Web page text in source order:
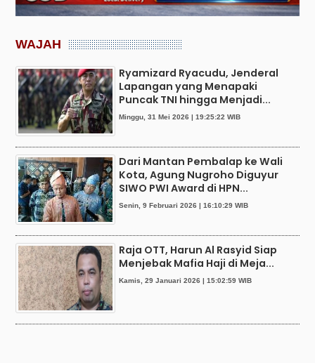
WAJAH
Ryamizard Ryacudu, Jenderal
Lapangan yang Menapaki
Puncak TNI hingga Menjadi...
Minggu, 31 Mei 2026 | 19:25:22 WIB
Dari Mantan Pembalap ke Wali
Kota, Agung Nugroho Diguyur
SIWO PWI Award di HPN...
Senin, 9 Februari 2026 | 16:10:29 WIB
Raja OTT, Harun Al Rasyid Siap
Menjebak Mafia Haji di Meja...
Kamis, 29 Januari 2026 | 15:02:59 WIB